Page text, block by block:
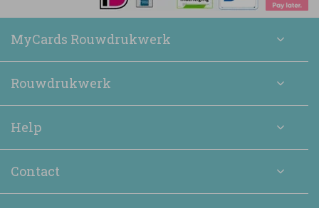
MyCards Rouwdrukwerk
Rouwdrukwerk
Help
Contact